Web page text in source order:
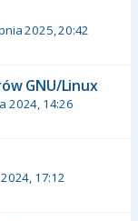
2025, 20:42
GNU/Linux
2024, 14:26
17:12